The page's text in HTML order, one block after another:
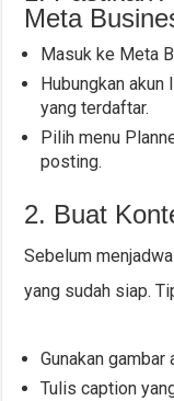
Meta
Masuk ke Meta
Hubungkan akun
yang terdaftar.
Pilih menu
posting.
2. Buat
Sebelum
yang sudah siap.
Gunakan
Tulis caption